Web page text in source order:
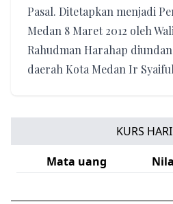
Pasal. Ditetapkan menjadi
Medan 8 Maret 2012 oleh
Rahudman Harahap
daerah Kota Medan Ir
KURS
Mata uang